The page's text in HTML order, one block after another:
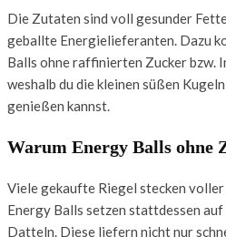
Die Zutaten sind voll gesunder
geballte Energielieferanten. Dazu
Balls ohne raffinierten Zucker bzw.
weshalb du die kleinen süßen
genießen kannst.
Warum Energy Balls ohne
Viele gekaufte Riegel stecken
Energy Balls setzen stattdessen
Datteln. Diese liefern nicht nur